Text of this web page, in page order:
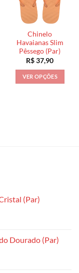
opções
podem
ser
escolhidas
na
página
do
produto
Chinelo
Havaianas Slim
Pêssego (Par)
R$37,90
VER OPÇÕES
página
(Par)
Dourado (Par)